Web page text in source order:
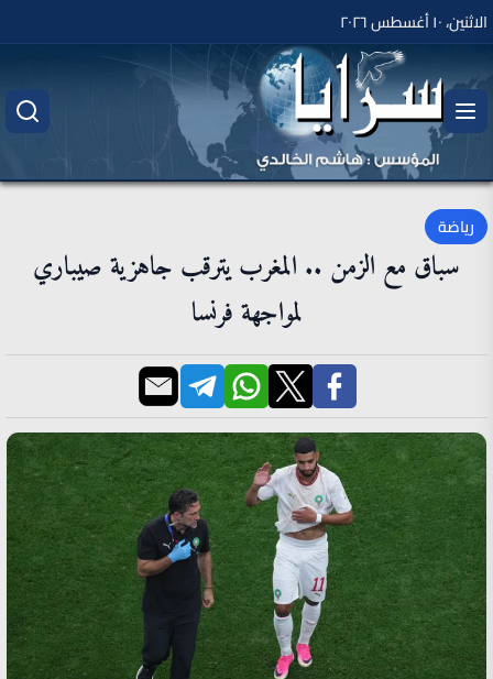
الاثنين، ١٠ أغسطس ٢٠٢٦
رياضة
سباق مع الزمن .. المغرب يترقب جاهزية صيباري
لمواجهة فرنسا